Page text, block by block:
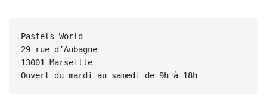
Pastels World
29 rue d’Aubagne
13001 Marseille
Ouvert du mardi au samedi de 9h à 18h